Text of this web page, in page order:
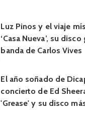
Luz Pinos y el viaje
‘Casa Nueva’, su
banda de Carlos Vives
El año soñado de
concierto de Ed
'Grease' y su disco